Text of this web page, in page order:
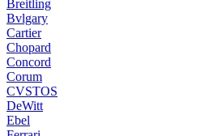
Breitling
Bvlgary
Cartier
Chopard
Concord
Corum
CVSTOS
DeWitt
Ebel